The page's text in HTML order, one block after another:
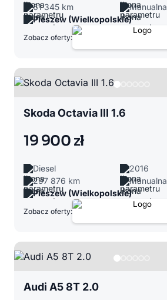
61 345 km
Manualna
Pleszew (Wielkopolskie)
Zobacz oferty:
Skoda Octavia III 1.6
19 900 zł
Diesel
2016
297 876 km
Manualna
Pleszew (Wielkopolskie)
Zobacz oferty:
Audi A5 8T 2.0